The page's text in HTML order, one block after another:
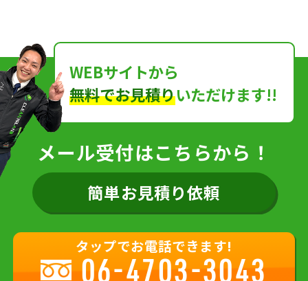
WEBサイトから
無料でお見積りいただけます!!
メール受付はこちらから！
簡単お見積り依頼
タップでお電話できます!
06-4703-3043